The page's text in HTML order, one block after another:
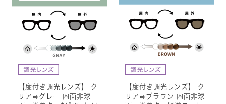
【度付き調光レンズ】 ク
リア⇔グレー 内面非球
【度付き調光レンズ】 ク
リア⇔ブラウン 内面非球